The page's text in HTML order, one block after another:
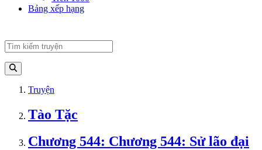
Bảng xếp hạng
Truyện
Tào Tặc
Chương 544: Chương 544: Sử lão đại